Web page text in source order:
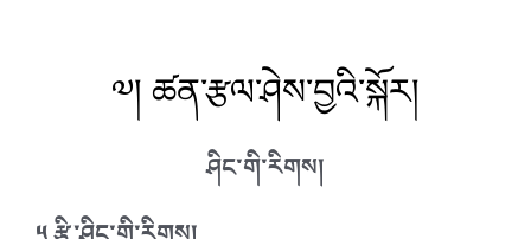
༧། ཚན་རྩལ་ཤེས་བྱའི་སྐོར།
ཤིང་གི་རིགས།